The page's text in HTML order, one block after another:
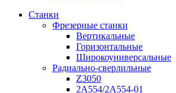
Станки
Фрезерные станки
Вертикальные
Горизонтальные
Широкоуниверсальные
Радиально-сверлильные
Z3050
2А554/2А554-01